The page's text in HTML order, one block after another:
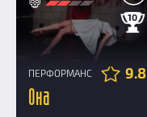
10
ПЕРФОРМАНС 9.8
Она